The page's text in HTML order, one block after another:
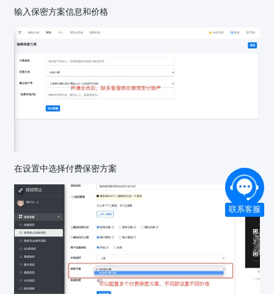
输入保密方案信息和价格
在设置中选择付费保密方案
联系客服